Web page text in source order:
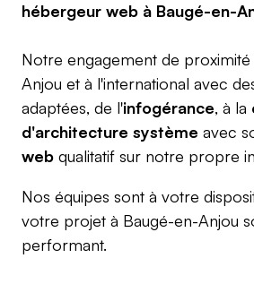
hébergeur web à Baugé-en-
Notre engagement de proximité
Anjou et à l'international avec
adaptées, de l'infogérance, à la
d'architecture système avec
web qualitatif sur notre propre
Nos équipes sont à votre
votre projet à Baugé-en-Anjou
performant.